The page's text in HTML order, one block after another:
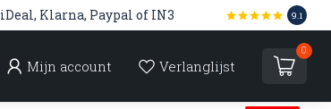
iDeal, Klarna, Paypal of IN3 9.1
Mijn account Verlanglijst
0